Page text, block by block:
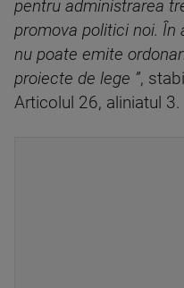
pentru administrarea
promova politici noi. În
nu poate emite
proiecte de lege ”,
Articolul 26, aliniatul 3.